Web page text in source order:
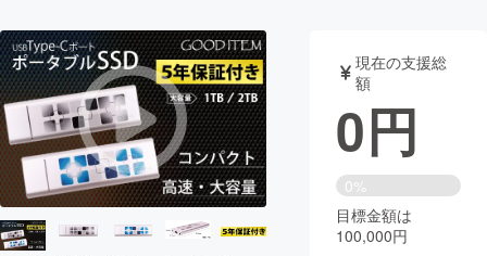
アート・写真 音楽
テクノロジー・ガジェット ゲーム・サ
映像・映画 書籍・雑誌
ビジネス・起業 チャレンジ
現在の支援総
額
0円
0%
目標金額は
100,000円